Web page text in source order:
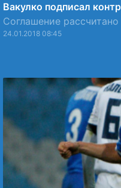
Вакулко подписал
Соглашение рассчитано
24.01.2018 08:45